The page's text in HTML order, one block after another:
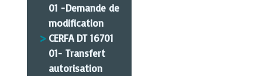
01 -Demande de
modification
CERFA DT 16701
01- Transfert
autorisation